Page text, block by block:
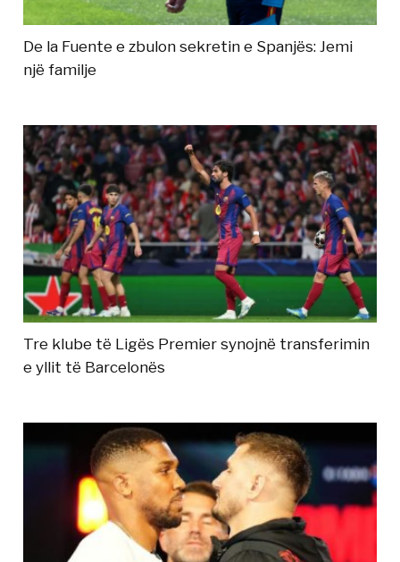
De la Fuente e zbulon sekretin e Spanjës: Jemi
një familje
Tre klube të Ligës Premier synojnë transferimin
e yllit të Barcelonës